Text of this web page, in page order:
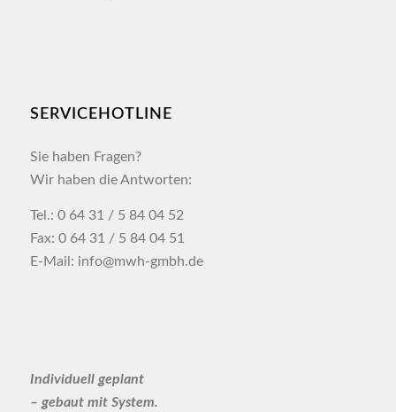
SERVICEHOTLINE
Sie haben Fragen?
Wir haben die Antworten:
Tel.: 0 64 31 / 5 84 04 52
Fax: 0 64 31 / 5 84 04 51
E-Mail: info@mwh-gmbh.de
Individuell geplant
– gebaut mit System.